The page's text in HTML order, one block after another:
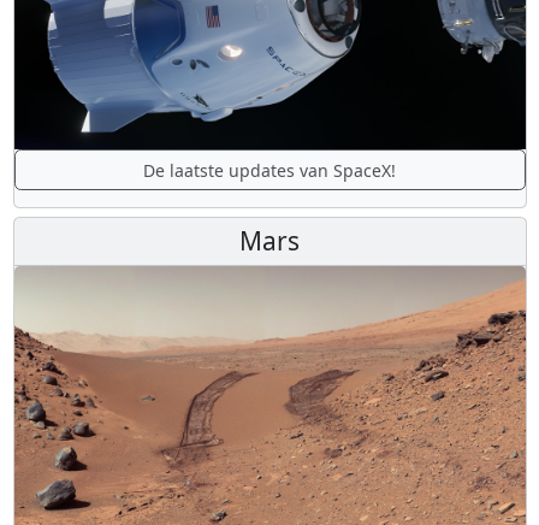
De laatste updates van SpaceX!
Mars